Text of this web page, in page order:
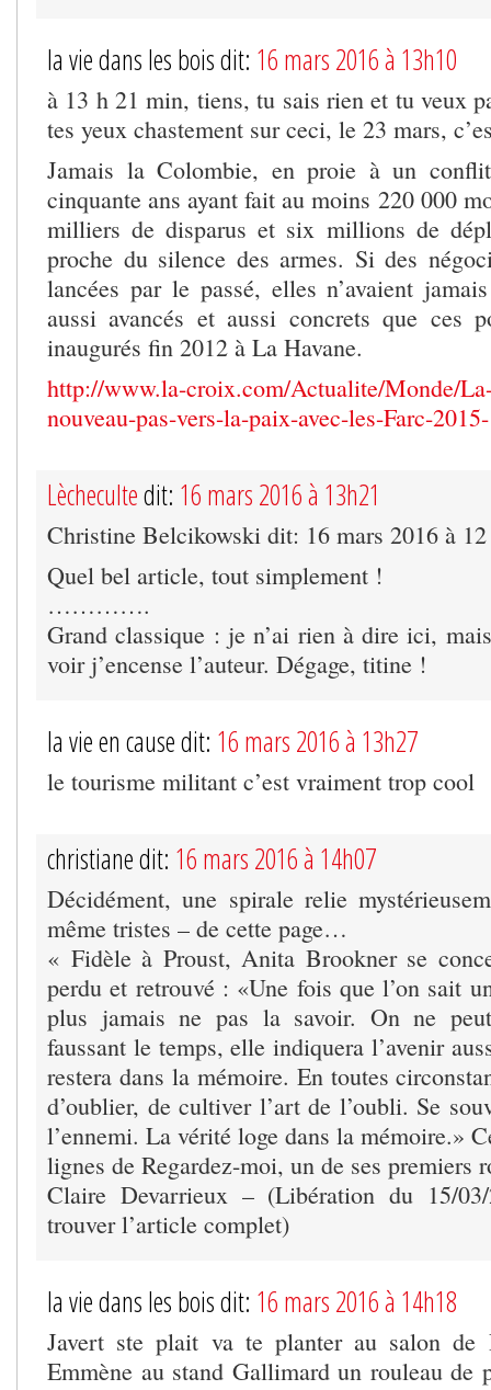
la vie dans les bois dit: 16 mars 2016 à 13h10
à 13 h 21 min, tiens, tu sais rien et tu veux
tes yeux chastement sur ceci, le 23 mars,
Jamais la Colombie, en proie à un
cinquante ans ayant fait au moins 220 000
milliers de disparus et six millions de
proche du silence des armes. Si des
lancées par le passé, elles n’avaient
aussi avancés et aussi concrets que ces
inaugurés fin 2012 à La Havane.
http://www.la-croix.com/Actualite/Monde/
nouveau-pas-vers-la-paix-avec-les-Farc-
Lèchecultedit: 16 mars 2016 à 13h21
Christine Belcikowski dit: 16 mars 2016 à
Quel bel article, tout simplement !
………….
Grand classique : je n’ai rien à dire ici,
voir j’encense l’auteur. Dégage, titine !
la vie en cause dit: 16 mars 2016 à 13h27
le tourisme militant c’est vraiment trop cool
christiane dit: 16 mars 2016 à 14h07
Décidément, une spirale relie
même tristes – de cette page…
« Fidèle à Proust, Anita Brookner se
perdu et retrouvé : «Une fois que l’on sait
plus jamais ne pas la savoir. On ne
faussant le temps, elle indiquera l’avenir
restera dans la mémoire. En toutes
d’oublier, de cultiver l’art de l’oubli. Se
l’ennemi. La vérité loge dans la mémoire.»
lignes de Regardez-moi, un de ses premiers
Claire Devarrieux – (Libération du 15/
trouver l’article complet)
la vie dans les bois dit: 16 mars 2016 à 14h18
Javert ste plait va te planter au salon de
Emmène au stand Gallimard un rouleau de